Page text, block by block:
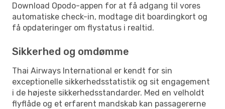
Download Opodo-appen for at få adgang til vores
automatiske check-in, modtage dit boardingkort og
få opdateringer om flystatus i realtid.
Sikkerhed og omdømme
Thai Airways International er kendt for sin
exceptionelle sikkerhedsstatistik og sit engagement
i de højeste sikkerhedsstandarder. Med en velholdt
flyflåde og et erfarent mandskab kan passagererne